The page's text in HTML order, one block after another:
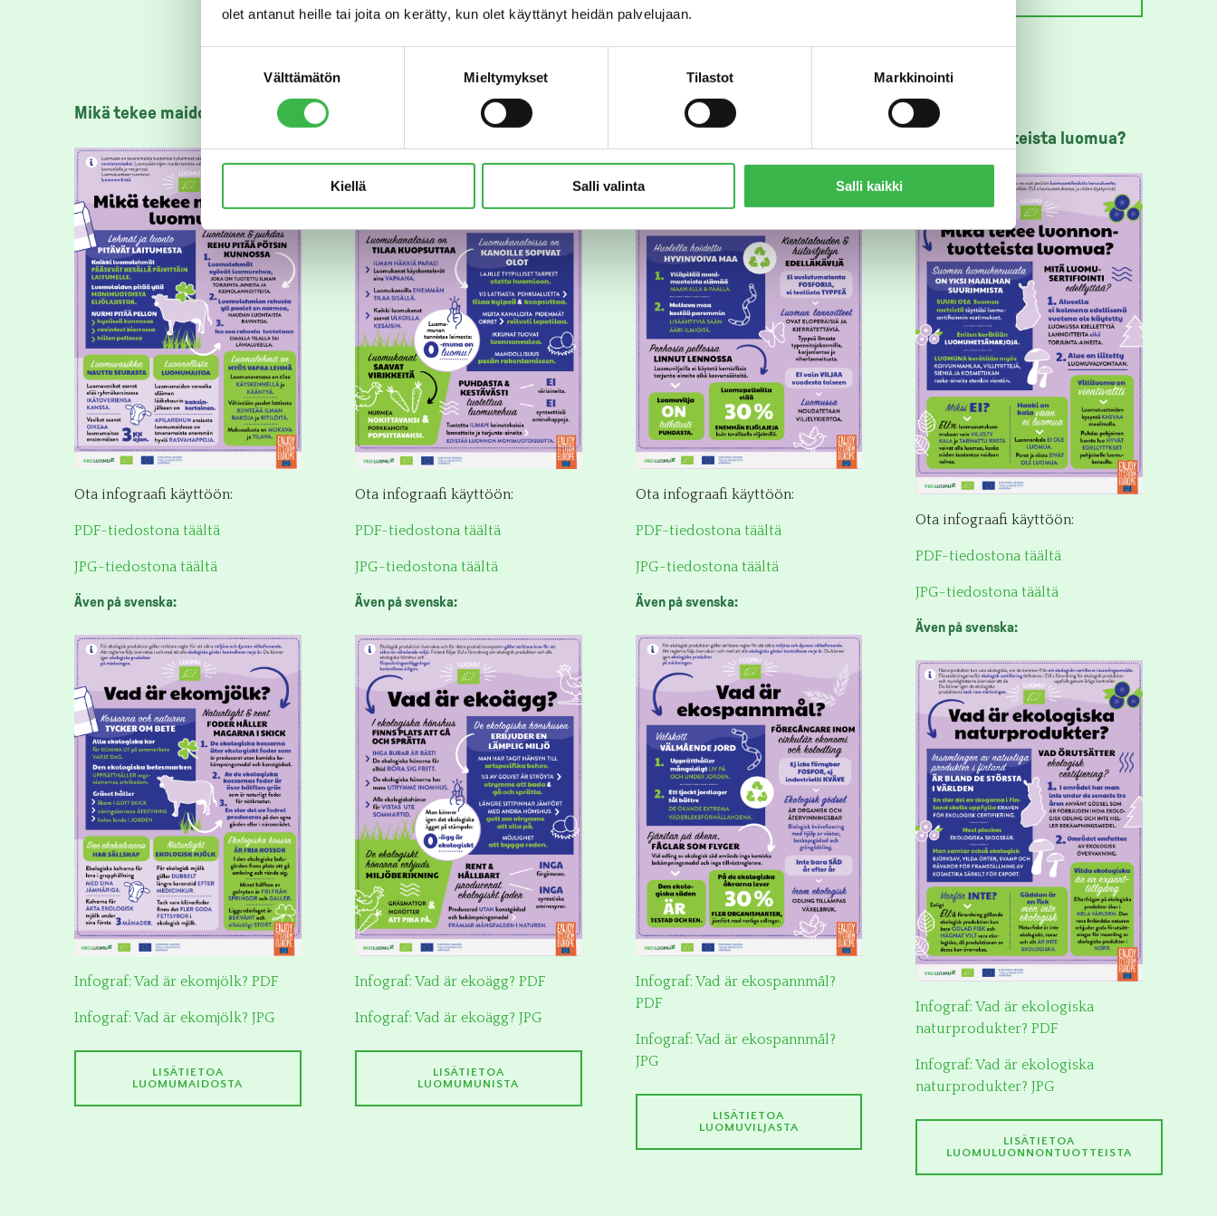
olet antanut heille tai joita on kerätty, kun olet käyttänyt heidän palvelujaan.
Välttämätön Mieltymykset Tilastot Markkinointi
Kiellä Salli valinta Salli kaikki
Mikä tekee maidosta luomua?
Ota infograafi käyttöön:
PDF-tiedostona täältä
JPG-tiedostona täältä
Även på svenska:
Infograf: Vad är ekomjölk? PDF
Infograf: Vad är ekomjölk? JPG
LISÄTIETOA
LUOMUMAIDOSTA
Mikä tekee munasta luomua?
Ota infograafi käyttöön:
PDF-tiedostona täältä
JPG-tiedostona täältä
Även på svenska:
Infograf: Vad är ekoägg? PDF
Infograf: Vad är ekoägg? JPG
LISÄTIETOA
LUOMUMUNISTA
Mikä tekee viljasta luomua?
Ota infograafi käyttöön:
PDF-tiedostona täältä
JPG-tiedostona täältä
Även på svenska:
Infograf: Vad är ekospannmål?
PDF
Infograf: Vad är ekospannmål?
JPG
LISÄTIETOA
LUOMUVILJASTA
Mikä tekee
luonnontuotteista luomua?
Ota infograafi käyttöön:
PDF-tiedostona täältä
JPG-tiedostona täältä
Även på svenska:
Infograf: Vad är ekologiska
naturprodukter? PDF
Infograf: Vad är ekologiska
naturprodukter? JPG
LISÄTIETOA
LUOMULUONNONTUOTTEISTA